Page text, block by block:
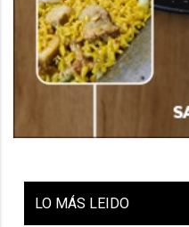
LO MÁS LEIDO